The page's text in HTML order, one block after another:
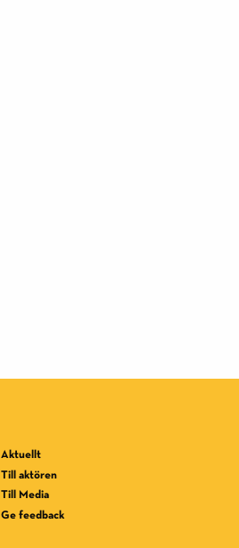
Aktuellt
Till aktören
Till Media
Ge feedback